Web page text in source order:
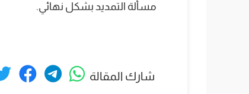
مسألة التمديد بشكل نهائي.
شارك المقالة